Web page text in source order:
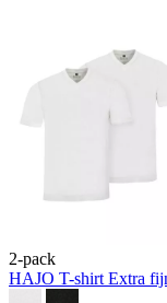
2-pack
HAJO T-shirt Extra